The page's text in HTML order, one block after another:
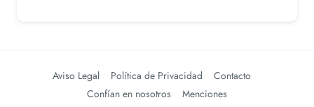
Aviso Legal Política de Privacidad
Contacto
Confían en nosotros
Menciones